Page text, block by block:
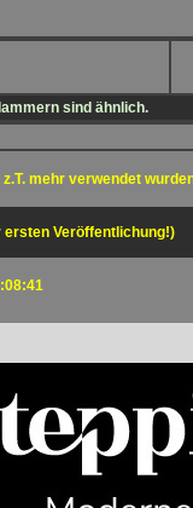
sind ähnlich.
mehr verwendet
ersten Veröffentlichung!)